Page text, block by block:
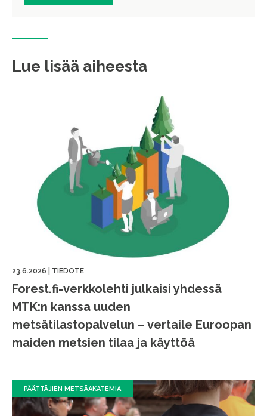
Lue lisää aiheesta
23.6.2026 TIEDOTE
Forest.fi-verkkolehti julkaisi yhdessä
MTK:n kanssa uuden
metsätilastopalvelun – vertaile Euroopan
maiden metsien tilaa ja käyttöä
PÄÄTTÄJIEN METSÄAKATEMIA